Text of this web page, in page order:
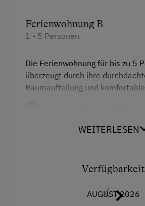
WiFi
Umgebung
Almausflüge
Einstellmöglichkeit für
Ferienwohnung B
1 - 5 Personen
Die Ferienwohnung für bis zu 5
überzeugt durch ihre
Raumaufteilung und
Kinderschlafzimmer:
ideal für kleine Abenteurer
WEITERLESEN
Verfügbarkeit
AUGUST 2026